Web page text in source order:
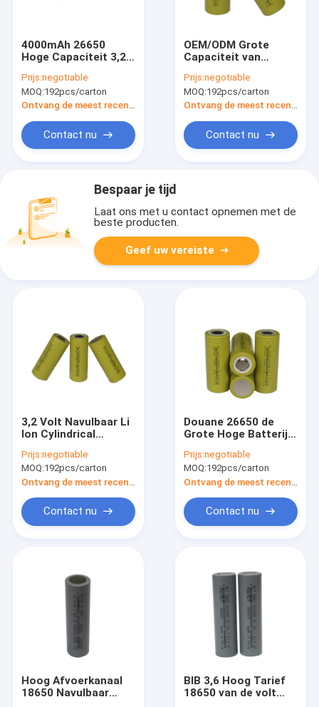
4000mAh 26650
Hoge Capaciteit 3,2
Batterij voor
Zonnelichten
Prijs:negotiable
MOQ:192pcs/carton
Ontvang de meest recente Prijs
Contact nu
OEM/ODM Grote
Capaciteit van
Cilindrische
Batterijcellen
4000mAh 3.6v
Prijs:negotiable
MOQ:192pcs/carton
Ontvang de meest recente Prijs
Contact nu
Bespaar je tijd
Laat ons met u contact opnemen met de
beste producten.
Geef uw vereiste
3,2 Volt Navulbaar Li
Ion Cylindrical
Keer 26650
Prijs:negotiable
MOQ:192pcs/carton
Contact nu
Douane 26650 de
Grote Hoge Batterij
Capaciteitslithium -
de Batterij UN38.3
van het
dichtheidslithium
Prijs:negotiable
MOQ:192pcs/carton
Contact nu
Hoog Afvoerkanaal
18650 Navulbaar
BIB 3,6 Hoog Tarief
18650 van de volt